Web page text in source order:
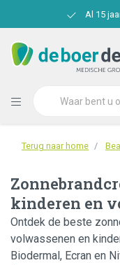
Al 15
Terug naar home
kinderen en
Ontdek de beste
volwassenen en
Biodermal, Ecran en